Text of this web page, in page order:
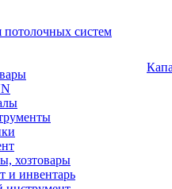
систем
хозтовары
и инвентарь